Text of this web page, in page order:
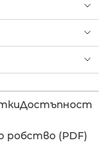
Достъпност
робство (PDF)